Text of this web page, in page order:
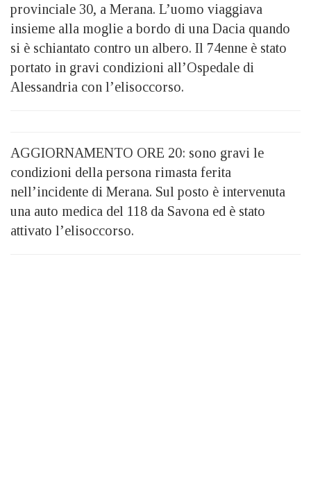
provinciale 30, a Merana. L’uomo viaggiava
insieme alla moglie a bordo di una Dacia quando
si è schiantato contro un albero. Il 74enne è stato
portato in gravi condizioni all’Ospedale di
Alessandria con l’elisoccorso.
AGGIORNAMENTO ORE 20: sono gravi le
condizioni della persona rimasta ferita
nell’incidente di Merana. Sul posto è intervenuta
una auto medica del 118 da Savona ed è stato
attivato l’elisoccorso.